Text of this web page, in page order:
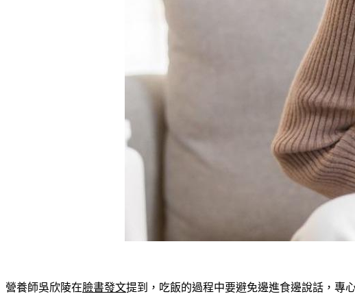
營養師吳欣陵在臉書發文提到，吃飯的過程中要避免邊進食邊說話，專